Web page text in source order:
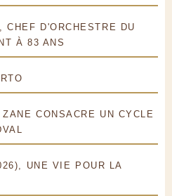
D'ORCHESTRE DU
À 83 ANS
CONSACRE UN CYCLE
UNE VIE POUR LA